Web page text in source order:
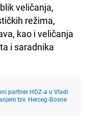
veličanja,
režima,
kao i veličanja
i saradnika
partner HDZ-a u Vladi
tzv. Herceg-Bosne